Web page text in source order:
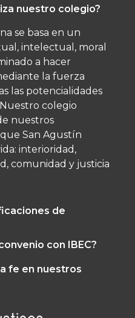
nuestro colegio?
se basa en un
intelectual, moral
a hacer
la fuerza
las potencialidades
colegio
nuestros
San Agustín
interioridad,
comunidad y justicia
de
con IBEC?
fe en nuestros